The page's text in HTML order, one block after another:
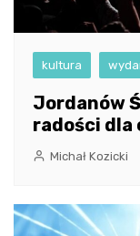
kultura
Jordanów
radości dla
Michał Kozicki